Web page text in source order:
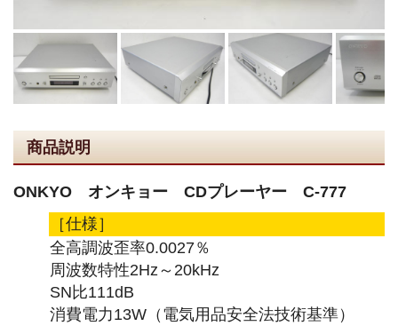
商品説明
ONKYO オンキョー CDプレーヤー C-777
［仕様］
全高調波歪率0.0027％
周波数特性2Hz～20kHz
SN比111dB
消費電力13W（電気用品安全法技術基準）